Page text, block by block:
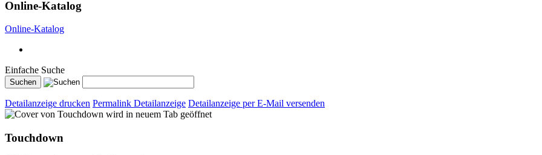
Online-Katalog
Online-Katalog
Einfache Suche
Detailanzeige drucken Permalink Detailanzeige Detailanzeige per E-Mail versenden
wird in neuem Tab geöffnet
Touchdown